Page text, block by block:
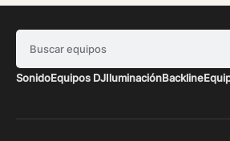
SonidoEquipos DJIluminaciónBackline